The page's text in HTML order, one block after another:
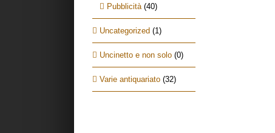
Pubblicità (40)
Uncategorized (1)
Uncinetto e non solo (0)
Varie antiquariato (32)